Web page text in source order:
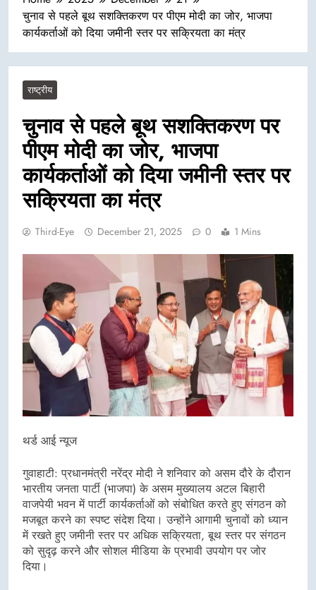
चुनाव से पहले बूथ सशक्तिकरण पर पीएम मोदी का जोर, भाजपा
कार्यकर्ताओं को दिया जमीनी स्तर पर सक्रियता का मंत्र
राष्ट्रीय
चुनाव से पहले बूथ सशक्तिकरण पर
पीएम मोदी का जोर, भाजपा
कार्यकर्ताओं को दिया जमीनी स्तर पर
सक्रियता का मंत्र
Third-Eye December 21, 2025 0 1 Mins
थर्ड आई न्यूज
गुवाहाटी: प्रधानमंत्री नरेंद्र मोदी ने शनिवार को असम दौरे के दौरान
भारतीय जनता पार्टी (भाजपा) के असम मुख्यालय अटल बिहारी
वाजपेयी भवन में पार्टी कार्यकर्ताओं को संबोधित करते हुए संगठन को
मजबूत करने का स्पष्ट संदेश दिया। उन्होंने आगामी चुनावों को ध्यान
में रखते हुए जमीनी स्तर पर अधिक सक्रियता, बूथ स्तर पर संगठन
को सुदृढ़ करने और सोशल मीडिया के प्रभावी उपयोग पर जोर
दिया।